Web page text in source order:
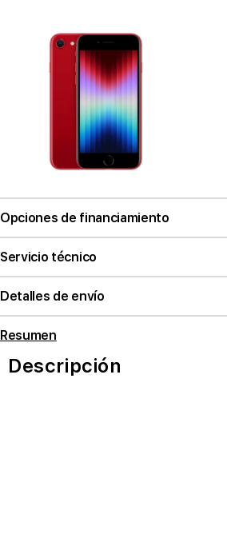
Opciones de financiamiento
Servicio técnico
Detalles de envío
Resumen
Descripción